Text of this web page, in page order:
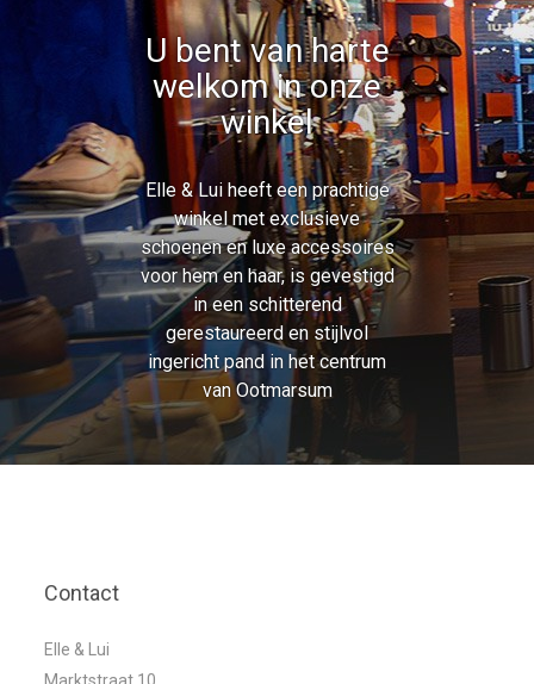
U bent van harte
welkom in onze
winkel
Elle & Lui heeft een prachtige
winkel met exclusieve
schoenen en luxe accessoires
voor hem en haar, is gevestigd
in een schitterend
gerestaureerd en stijlvol
ingericht pand in het centrum
van Ootmarsum
Contact
Elle & Lui